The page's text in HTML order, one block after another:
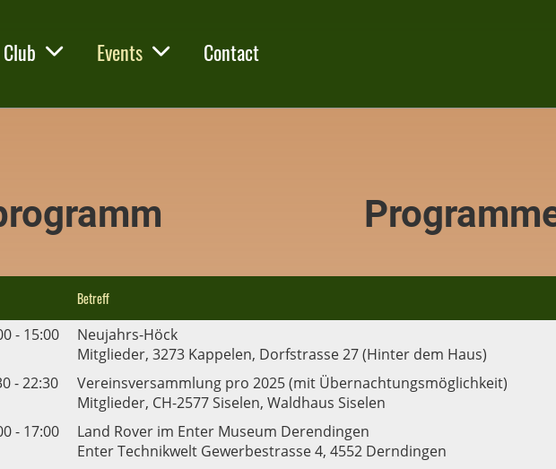
Club Events Contact
Betreff
- 15:00
Neujahrs-Höck
Mitglieder, 3273 Kappelen, Dorfstrasse 27 (Hinter dem Haus)
- 22:30
Vereinsversammlung pro 2025 (mit Übernachtungsmöglichkeit)
Mitglieder, CH-2577 Siselen, Waldhaus Siselen
- 17:00
Land Rover im Enter Museum Derendingen
Enter Technikwelt Gewerbestrasse 4, 4552 Derndingen